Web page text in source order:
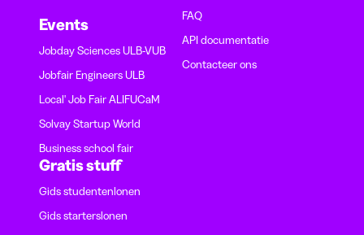
Events
Jobday Sciences ULB-VUB
Jobfair Engineers ULB
Local' Job Fair ALIFUCaM
Solvay Startup World
Business school fair
FAQ
API documentatie
Contacteer ons
Gratis stuff
Gids studentenlonen
Gids starterslonen